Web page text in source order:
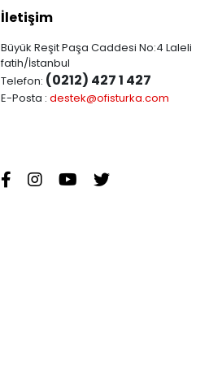
İletişim
Büyük Reşit Paşa Caddesi No:4 Laleli
fatih/İstanbul
Telefon: (0212) 427 1 427
E-Posta : destek@ofisturka.com